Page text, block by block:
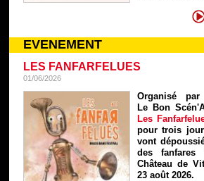
EVENEMENT
LES FANFARFELUES
01/06/2026
Organisé par
Le Bon
Les
pour trois
vont
des
Château de
23 août 2026.